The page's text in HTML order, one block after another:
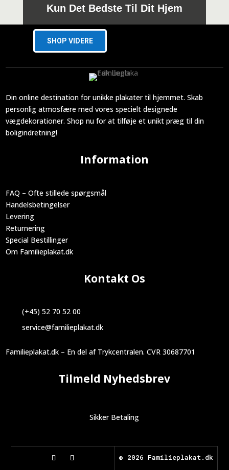
Kun Det Bedste Til Dit Hjem
SHOP VIDERE
Din online destination for unikke plakater til hjemmet. Skab
personlig atmosfære med vores specielt designede
vægdekorationer. Shop nu for at tilføje et unikt præg til din
boligindretning!
Information
FAQ – Ofte stillede spørgsmål
Handelsbetingelser
Levering
Returnering
Special Bestillinger
Om Familieplakat.dk
Kontakt Os
(+45) 52 70 52 00
service@familieplakat.dk
Familieplakat.dk – En del af Trykcentralen. CVR 30687701
Tilmeld Nyhedsbrev
Sikker Betaling
© 2026 Familieplakat.dk